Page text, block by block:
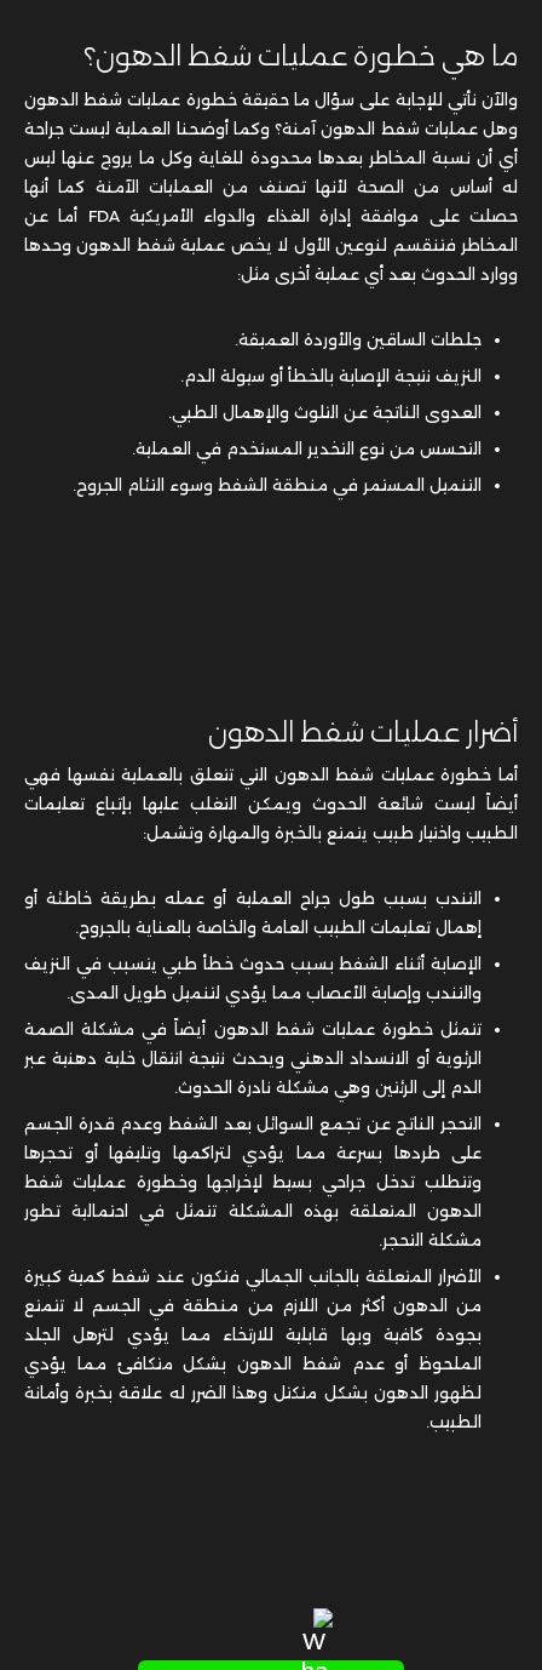
ما هي خطورة عمليات شفط الدهون؟
والآن نأتي للإجابة على سؤال ما حقيقة خطورة عمليات شفط الدهون
وهل عمليات شفط الدهون آمنة؟ وكما أوضحنا العملية ليست جراحة
أي أن نسبة المخاطر بعدها محدودة للغاية وكل ما يروج عنها ليس
له أساس من الصحة لأنها تصنف من العمليات الآمنة كما أنها
حصلت على موافقة إدارة الغذاء والدواء الأمريكية FDA أما عن
المخاطر فتنقسم لنوعين الأول لا يخص عملية شفط الدهون وحدها
ووارد الحدوث بعد أي عملية أخرى مثل:
جلطات الساقين والأوردة العميقة.
النزيف نتيجة الإصابة بالخطأ أو سيولة الدم.
العدوى الناتجة عن التلوث والإهمال الطبي.
التحسس من نوع التخدير المستخدم في العملية.
التنميل المستمر في منطقة الشفط وسوء التئام الجروح.
أضرار عمليات شفط الدهون
أما خطورة عمليات شفط الدهون التي تتعلق بالعملية نفسها فهي
أيضاً ليست شائعة الحدوث ويمكن التغلب عليها بإتباع تعليمات
الطبيب واختيار طبيب يتمتع بالخبرة والمهارة وتشمل:
التندب بسبب طول جراح العملية أو عمله بطريقة خاطئة أو
إهمال تعليمات الطبيب العامة والخاصة بالعناية بالجروح.
الإصابة أثناء الشفط بسبب حدوث خطأ طبي يتسبب في النزيف
والتندب وإصابة الأعصاب مما يؤدي لتنميل طويل المدى.
تتمثل خطورة عمليات شفط الدهون أيضاً في مشكلة الصمة
الرئوية أو الانسداد الدهني ويحدث نتيجة انتقال خلية دهنية عبر
الدم إلى الرئتين وهي مشكلة نادرة الحدوث.
التحجر الناتج عن تجمع السوائل بعد الشفط وعدم قدرة الجسم
على طردها بسرعة مما يؤدي لتراكمها وتليفها أو تحجرها
وتتطلب تدخل جراحي بسيط لإخراجها وخطورة عمليات شفط
الدهون المتعلقة بهذه المشكلة تتمثل في احتمالية تطور
مشكلة التحجر.
الأضرار المتعلقة بالجانب الجمالي فتكون عند شفط كمية كبيرة
من الدهون أكثر من اللازم من منطقة في الجسم لا تتمتع
بجودة كافية وبها قابلية للارتخاء مما يؤدي لترهل الجلد
الملحوظ أو عدم شفط الدهون بشكل متكافئ مما يؤدي
لظهور الدهون بشكل متكتل وهذا الضرر له علاقة بخبرة وأمانة
الطبيب.